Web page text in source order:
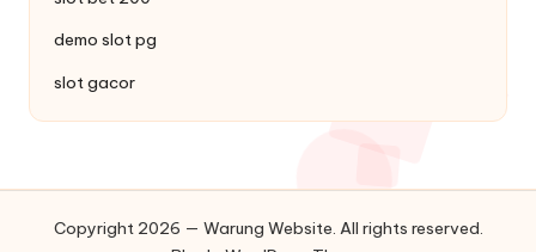
demo slot pg
slot gacor
Copyright 2026 — Warung Website. All rights reserved.